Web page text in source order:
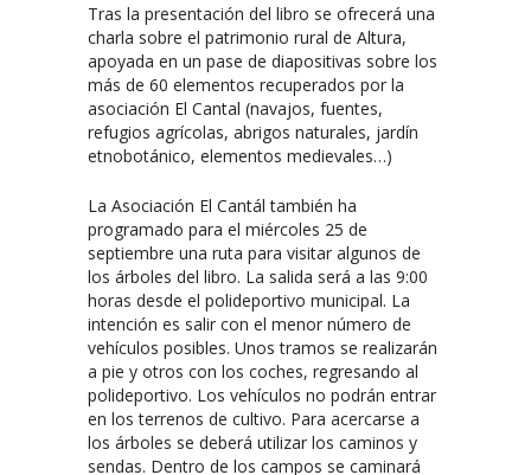
Tras la presentación del libro se ofrecerá una
charla sobre el patrimonio rural de Altura,
apoyada en un pase de diapositivas sobre los
más de 60 elementos recuperados por la
asociación El Cantal (navajos, fuentes,
refugios agrícolas, abrigos naturales, jardín
etnobotánico, elementos medievales…)
La Asociación El Cantál también ha
programado para el miércoles 25 de
septiembre una ruta para visitar algunos de
los árboles del libro. La salida será a las 9:00
horas desde el polideportivo municipal. La
intención es salir con el menor número de
vehículos posibles. Unos tramos se realizarán
a pie y otros con los coches, regresando al
polideportivo. Los vehículos no podrán entrar
en los terrenos de cultivo. Para acercarse a
los árboles se deberá utilizar los caminos y
sendas. Dentro de los campos se caminará